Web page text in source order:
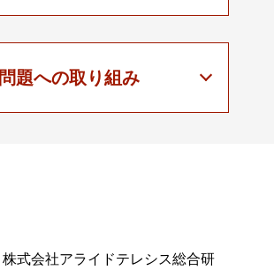
題への取り組み
式会社アライドテレシス総合研